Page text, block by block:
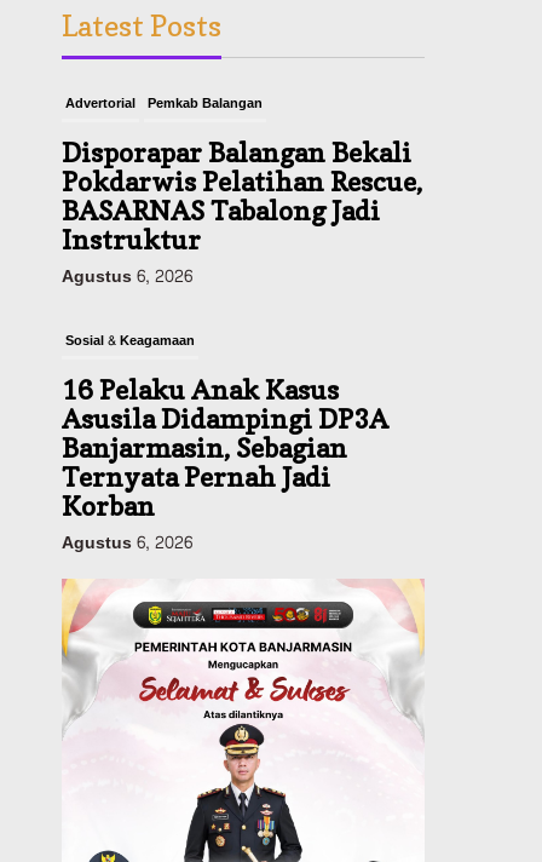
Latest Posts
Advertorial Pemkab Balangan
Disporapar Balangan Bekali
Pokdarwis Pelatihan Rescue,
BASARNAS Tabalong Jadi
Instruktur
Agustus 6, 2026
Sosial & Keagamaan
16 Pelaku Anak Kasus
Asusila Didampingi DP3A
Banjarmasin, Sebagian
Ternyata Pernah Jadi
Korban
Agustus 6, 2026
Dinas PUPR Kalsel Pembangunan
Tindak Lanjut
Pascakecelakaan Maut,
Pemerintah Janji
Tingkatkan Fasilitas
Keselamatan Jalan
Alternatif Banjarbaru–